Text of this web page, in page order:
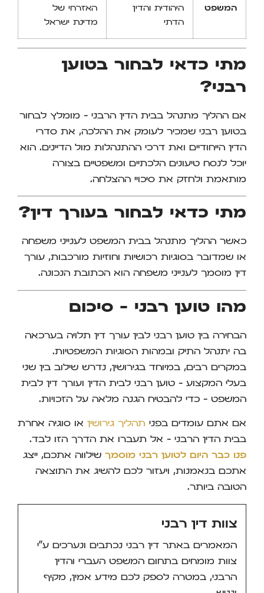
המשפט
היהודית והדין
הדתי
האזרחי של
מדינת ישראל
מתי כדאי לבחור בטוען
רבני?
אם ההליך מתנהל בבית הדין הרבני – מומלץ לבחור
בטוען רבני שמכיר לעומק את ההלכה, את סדרי
הדין הייחודיים ואת דרכי ההתנהלות מול הדיינים. הוא
יוכל לנסח טיעונים הלכתיים ומשפטיים בצורה
מותאמת ולחזק את סיכויי ההצלחה.
מתי כדאי לבחור בעורך דין?
כאשר ההליך מתנהל בבית המשפט לענייני משפחה
או שמדובר בסוגיות רכושיות וחוזיות מורכבות, עורך
דין מוסמך לענייני משפחה הוא הכתובת הנכונה.
מהו טוען רבני – סיכום
הבחירה בין טוען רבני לבין עורך דין תלויה בערכאה
בה יתנהל התיק ובמהות הסוגיות המשפטיות.
במקרים רבים, במיוחד בגירושין, נדרש שילוב בין שני
בעלי המקצוע – טוען רבני לבית הדין ועורך דין לבית
המשפט – כדי להבטיח הגנה מלאה על הזכויות.
אם אתם עומדים בפני תהליך גירושין או סוגיה אחרת
בבית הדין הרבני – אל תעברו את הדרך הזו לבד.
פנו כבר היום לטוען רבני מוסמך שילווה אתכם, ייצג
אתכם בנאמנות, ויעזור לכם להשיג את התוצאה
הטובה ביותר.
צוות דין רבני
המאמרים באתר דין רבני נכתבים ונערכים ע"י
צוות מומחים בתחום המשפט העברי והדין
הרבני, במטרה לספק לכם מידע אמין, מקיף